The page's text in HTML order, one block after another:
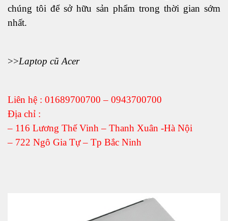
chúng tôi để sở hữu sản phẩm trong thời gian sớm
nhất.
>>Laptop cũ Acer
Liên hệ : 01689700700 – 0943700700
Địa chỉ :
– 116 Lương Thế Vinh – Thanh Xuân -Hà Nội
– 722 Ngô Gia Tự – Tp Bắc Ninh